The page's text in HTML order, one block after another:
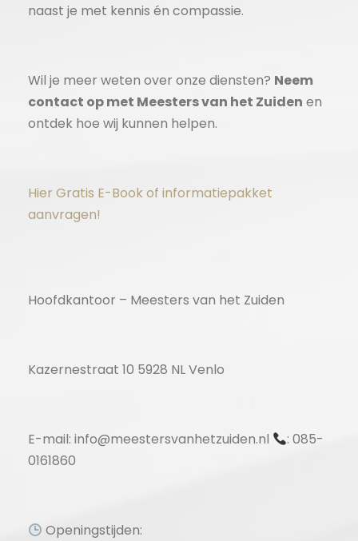
naast je met kennis én compassie.
Wil je meer weten over onze diensten? Neem
contact op met Meesters van het Zuiden en
ontdek hoe wij kunnen helpen.
Hier Gratis E-Book of informatiepakket
aanvragen!
Hoofdkantoor – Meesters van het Zuiden
Kazernestraat 10 5928 NL Venlo
E-mail: info@meestersvanhetzuiden.nl
: 085-
0161860
Openingstijden: